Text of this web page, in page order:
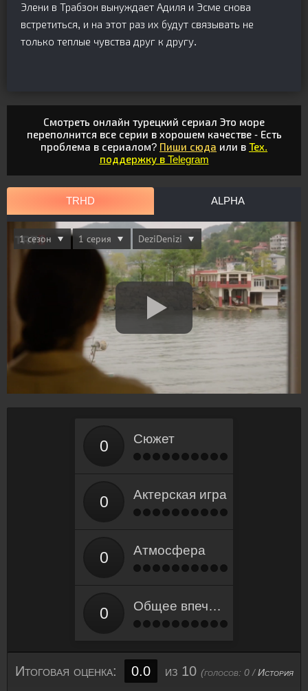
Элени в Трабзон вынуждает Адиля и Эсме снова
встретиться, и на этот раз их будут связывать не
только теплые чувства друг к другу.
Смотреть онлайн турецкий сериал Это море
переполнится все серии в хорошем качестве - Есть
проблема в сериалом? Пиши сюда или в Тех.
поддержку в Telegram
TRHD ALPHA
Сюжет
Актерская игра
Атмосфера
Общее впечатление
Итоговая оценка: 0.0 из 10 (голосов: 0/История